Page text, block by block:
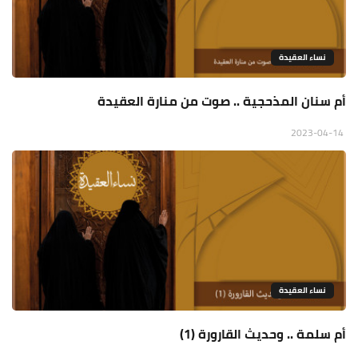
نساء العقيدة
أم سنان المذحجية .. صوت من منارة العقيدة
نساء العقيدة
أم سلمة .. وحديث القارورة (1)